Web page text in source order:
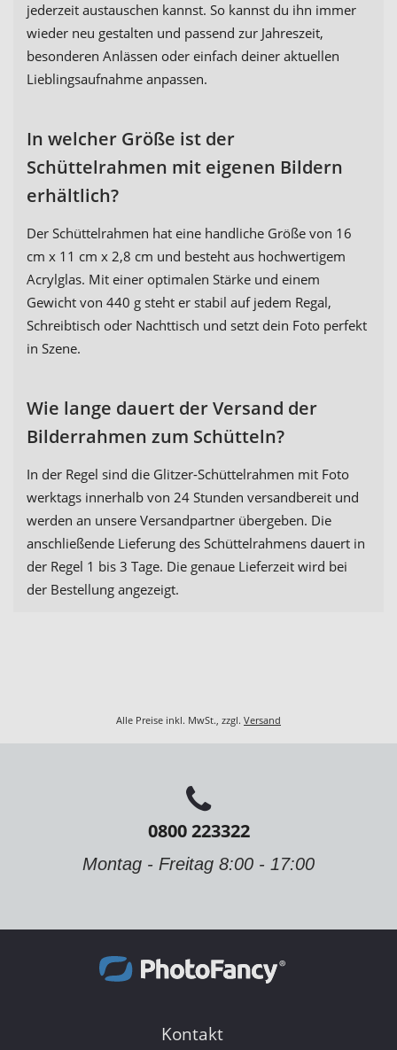
jederzeit austauschen kannst. So kannst du ihn immer
wieder neu gestalten und passend zur Jahreszeit,
besonderen Anlässen oder einfach deiner aktuellen
Lieblingsaufnahme anpassen.
In welcher Größe ist der
Schüttelrahmen mit eigenen Bildern
erhältlich?
Der Schüttelrahmen hat eine handliche Größe von 16
cm x 11 cm x 2,8 cm und besteht aus hochwertigem
Acrylglas. Mit einer optimalen Stärke und einem
Gewicht von 440 g steht er stabil auf jedem Regal,
Schreibtisch oder Nachttisch und setzt dein Foto perfekt
in Szene.
Wie lange dauert der Versand der
Bilderrahmen zum Schütteln?
In der Regel sind die Glitzer-Schüttelrahmen mit Foto
werktags innerhalb von 24 Stunden versandbereit und
werden an unsere Versandpartner übergeben. Die
anschließende Lieferung des Schüttelrahmens dauert in
der Regel 1 bis 3 Tage. Die genaue Lieferzeit wird bei
der Bestellung angezeigt.
Alle Preise inkl. MwSt., zzgl. Versand
0800 223322
Montag - Freitag 8:00 - 17:00
Kontakt